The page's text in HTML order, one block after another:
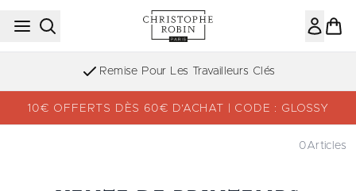
Passer au contenu principal
Remise Pour Les Travailleurs Clés
10€ OFFERTS DÈS 60€ D’ACHAT | CODE : GLOSSY
0Articles